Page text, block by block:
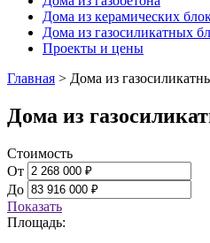
Дома из керамических
Дома из газосиликатных
Проекты и цены
Главная > Дома из
Дома из
Стоимость
От
До
Показать
Площадь: